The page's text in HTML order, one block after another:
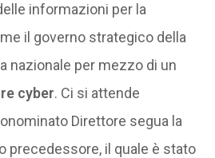
informazioni per la
il governo strategico della
nazionale per mezzo di un
cyber. Ci si attende
Direttore segua la
precedessore, il quale è stato